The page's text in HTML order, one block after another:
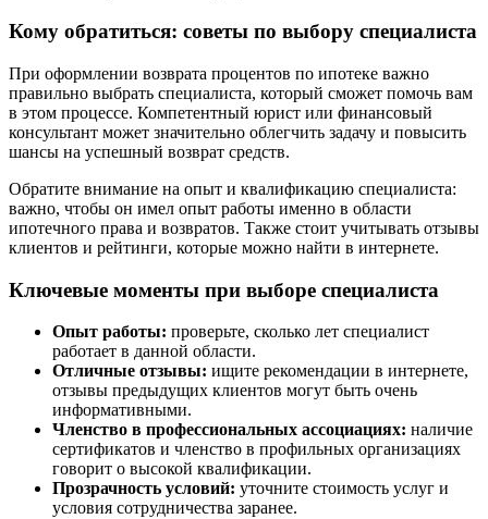
Кому обратиться: советы по выбору специалиста
При оформлении возврата процентов по ипотеке важно
правильно выбрать специалиста, который сможет помочь вам
в этом процессе. Компетентный юрист или финансовый
консультант может значительно облегчить задачу и повысить
шансы на успешный возврат средств.
Обратите внимание на опыт и квалификацию специалиста:
важно, чтобы он имел опыт работы именно в области
ипотечного права и возвратов. Также стоит учитывать отзывы
клиентов и рейтинги, которые можно найти в интернете.
Ключевые моменты при выборе специалиста
Опыт работы: проверьте, сколько лет специалист
работает в данной области.
Отличные отзывы: ищите рекомендации в интернете,
отзывы предыдущих клиентов могут быть очень
информативными.
Членство в профессиональных ассоциациях: наличие
сертификатов и членство в профильных организациях
говорит о высокой квалификации.
Прозрачность условий: уточните стоимость услуг и
условия сотрудничества заранее.